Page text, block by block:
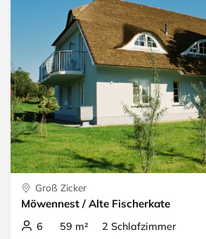
Groß Zicker
Möwennest / Alte Fischerkate
6 59 m² 2 Schlafzimmer